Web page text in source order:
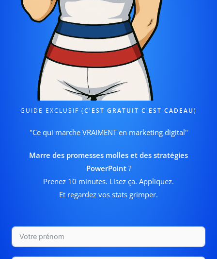
GUIDE EXCLUSIF (C'EST GRATUIT C'EST CADEAU)
"Ce qui marche VRAIMENT en marketing digital"
Marre des promesses molles et des stratégies
PowerPoint?
Prenez 10 minutes. Lisez ça. Appliquez.
Et regardez vos stats grimper.